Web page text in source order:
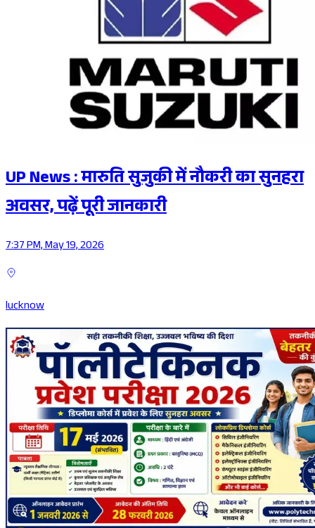
UP News : मारुति सुजुकी में नौकरी का सुनहरा
अवसर, पढ़ें पूरी जानकारी
7:37 PM, May 19, 2026
lucknow